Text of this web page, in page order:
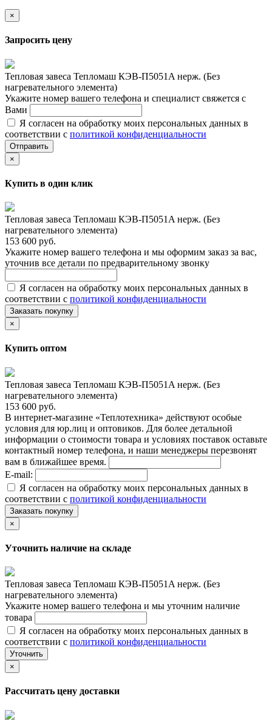
×
Запросить цену
Тепловая завеса Тепломаш КЭВ-П5051A нерж. (Без
нагревательного элемента)
Укажите номер вашего телефона и специалист свяжется с
Вами
Я согласен на обработку моих персональных данных в
соответствии с политикой конфиденциальности
Отправить
×
Купить в один клик
Тепловая завеса Тепломаш КЭВ-П5051A нерж. (Без
нагревательного элемента)
153 600 руб.
Укажите номер вашего телефона и мы оформим заказ за вас,
уточнив все детали по предварительному звонку
Я согласен на обработку моих персональных данных в
соответствии с политикой конфиденциальности
Заказать покупку
×
Купить оптом
Тепловая завеса Тепломаш КЭВ-П5051A нерж. (Без
нагревательного элемента)
153 600 руб.
В интернет-магазине «Теплотехника» действуют особые
условия для юр.лиц и оптовиков. Для более детальной
информации о стоимости товара и условиях поставок оставьте
контактный номер телефона, и наши менеджеры перезвонят
вам в ближайшее время.
E-mail:
Я согласен на обработку моих персональных данных в
соответствии с политикой конфиденциальности
Заказать покупку
×
Уточнить наличие на складе
Тепловая завеса Тепломаш КЭВ-П5051A нерж. (Без
нагревательного элемента)
Укажите номер вашего телефона и мы уточним наличие
товара
Я согласен на обработку моих персональных данных в
соответствии с политикой конфиденциальности
Уточнить
×
Рассчитать цену доставки